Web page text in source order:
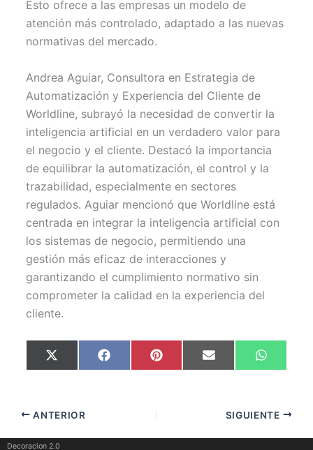
Esto ofrece a las empresas un modelo de
atención más controlado, adaptado a las nuevas
normativas del mercado.
Andrea Aguiar, Consultora en Estrategia de
Automatización y Experiencia del Cliente de
Worldline, subrayó la necesidad de convertir la
inteligencia artificial en un verdadero valor para
el negocio y el cliente. Destacó la importancia
de equilibrar la automatización, el control y la
trazabilidad, especialmente en sectores
regulados. Aguiar mencionó que Worldline está
centrada en integrar la inteligencia artificial con
los sistemas de negocio, permitiendo una
gestión más eficaz de interacciones y
garantizando el cumplimiento normativo sin
comprometer la calidad en la experiencia del
cliente.
Compartir
en
X
(
t
t
r
Compartir
en
F
a
Compartir
en
P
i
t
Compartir
en
E
m en
W
h
A
p
ANTERIOR SIGUIENTE
Decoracion 2.0